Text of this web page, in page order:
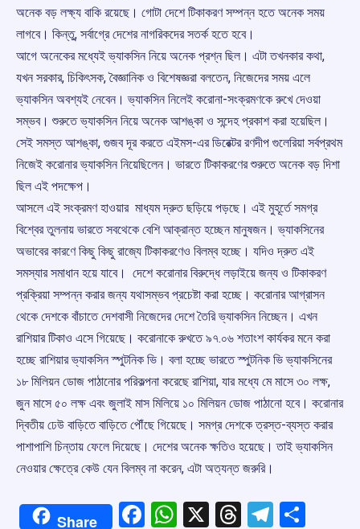
অনেক বড় লক্ষ্য বাকি রয়েছে। গোটা দেশে টিকাকরণ সম্পন্ন হতে অনেক সময়
লাগবে। কিন্তু, সর্বাগ্রে দেশের নাগরিকদের সতর্ক হতে হবে।
আগে অনেকের মধ্যেই ভ্যাকসিন নিয়ে অনেক প্রশ্ন ছিল। এটা তখনকার কথা,
যখন সরকার, চিকিৎসক, বৈজ্ঞানিক ও বিশেষজ্ঞরা বলতেন, নিজেদের সময় এলে
ভ্যাকসিন অবশ্যই নেবেন। ভ্যাকসিন নিলেই করোনা-সংক্রমণকে রুখে দেওয়া
সম্ভব। শুরুতে ভ্যাকসিন নিয়ে অনেক আশঙ্কা ও সন্দেহ প্রকাশ করা হয়েছিল।
সেই সমস্ত আশঙ্কা, গুজব দূর করতে এইমস-এর ডিরেক্টর রণদীপ গুলেরিয়া সর্বপ্রথম
নিজেই করোনার ভ্যাকসিন নিয়েছিলেন। ভারতে টিকাকরণের শুরুতে অনেক বড় দিশা
ছিল এই পদক্ষেপ।
আসলে এই সংক্রমণ হাওয়ার মাধ্যম দ্রুত ছড়িয়ে পড়ছে। এই মুহূর্তে সমগ্র
বিশ্বের তুলনায় ভারতে সবথেকে বেশি আক্রান্ত হচ্ছেন মানুষজন। ভ্যাকসিনের
অভাবের কারণে কিছু কিছু রাজ্যে টিকাকরণেও বিলম্ব হচ্ছে। যদিও দ্রুত এই
সমস্যার সমাধান হয়ে যাবে। দেশে করোনার বিরুদ্ধে লড়াইয়ে জন্য ও টিকাকরণ
প্রক্রিয়া সম্পন্ন করার জন্য যথাসম্ভব প্রচেষ্টা করা হচ্ছে। করোনার আগ্রাসন
থেকে দেশকে বাঁচাতে দেশবাসী নিজেদের দেশে তৈরি ভ্যাকসিন নিচ্ছেন। এখন
রাশিয়ার টিকাও এসে গিয়েছে। করোনাকে রুখতে ৯৭.০৬ শতাংশ কার্যকর মনে করা
হচ্ছে রাশিয়ার ভ্যাকসিন স্পুটনিক ভি। বলা হচ্ছে ভারতে স্পুটনিক ভি ভ্যাকসিনের
১৮ মিলিয়ন ডোজ পাঠানোর পরিকল্পনা করেছে রাশিয়া, যার মধ্যে মে মাসে ৩০ লক্ষ,
জুন মাসে ৫০ লক্ষ এবং জুলাই মাস মিলিয়ে ১০ মিলিয়ন ডোজ পাঠানো হবে। করোনার
দ্বিতীয় ঢেউ বাড়িতে বাড়িতে পৌঁছে গিয়েছে। সমগ্র দেশকে ত্রস্ত-ব্যস্ত করার
পাশাপাশি চিন্তায় ফেলে দিয়েছে। দেশের অনেক ক্ষতিও হয়েছে। তাই ভ্যাকসিন
নেওয়ার ক্ষেত্রে কেউ যেন বিলম্ব না করেন, এটা অত্যন্ত জরুরি।
Share Facebook
WhatsApp
X Threads